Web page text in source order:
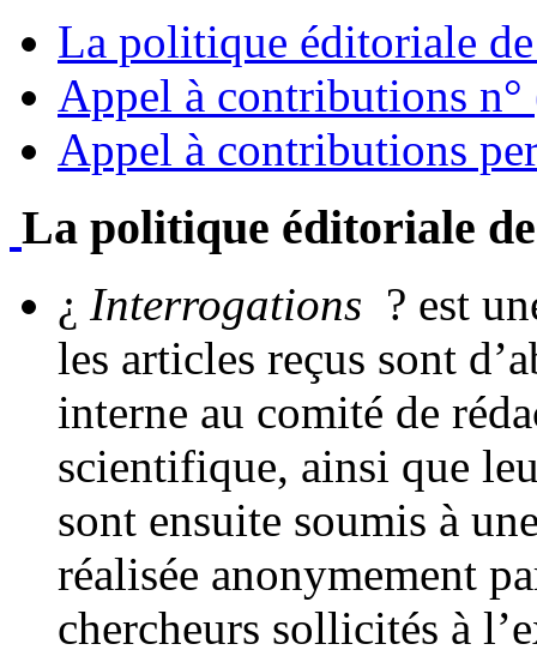
La politique éditoriale
Appel à contributions
Appel à contributions
La politique éditoriale
¿ Interrogations ? est
les articles reçus sont
interne au comité de
scientifique, ainsi que
sont ensuite soumis à
réalisée anonymement
chercheurs sollicités à